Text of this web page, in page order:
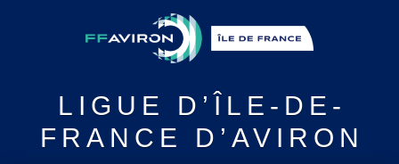
LIGUE
D’ÎLE-DE-
FRANCE D’AVIRON